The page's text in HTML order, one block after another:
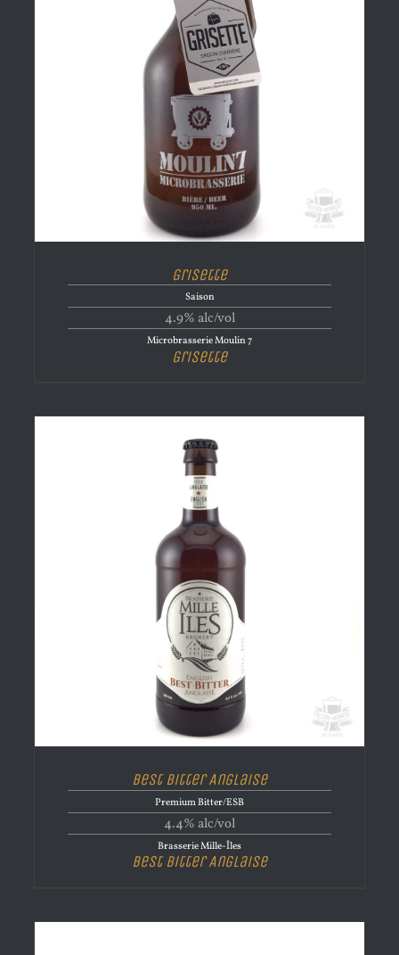
Grisette
Saison
4.9% alc/vol
Microbrasserie Moulin 7
Grisette
Best Bitter Anglaise
Premium Bitter/ESB
4.4% alc/vol
Brasserie Mille-Îles
Best Bitter Anglaise